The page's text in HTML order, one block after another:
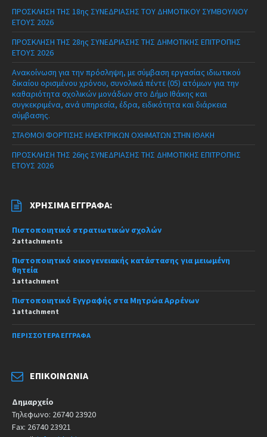
ΠΡΟΣΚΛΗΣΗ ΤΗΣ 18ης ΣΥΝΕΔΡΙΑΣΗΣ ΤΟΥ ΔΗΜΟΤΙΚΟΥ ΣΥΜΒΟΥΛΙΟΥ
ΕΤΟΥΣ 2026
ΠΡΟΣΚΛΗΣΗ ΤΗΣ 28ης ΣΥΝΕΔΡΙΑΣΗΣ ΤΗΣ ΔΗΜΟΤΙΚΗΣ ΕΠΙΤΡΟΠΗΣ
ΕΤΟΥΣ 2026
Ανακοίνωση για την πρόσληψη, με σύμβαση εργασίας ιδιωτικού
δικαίου ορισμένου χρόνου, συνολικά πέντε (05) ατόμων για την
καθαριότητα σχολικών μονάδων στο Δήμο Ιθάκης και
συγκεκριμένα, ανά υπηρεσία, έδρα, ειδικότητα και διάρκεια
σύμβασης.
ΣΤΑΘΜΟΙ ΦΟΡΤΙΣΗΣ ΗΛΕΚΤΡΙΚΩΝ ΟΧΗΜΑΤΩΝ ΣΤΗΝ ΙΘΑΚΗ
ΠΡΟΣΚΛΗΣΗ ΤΗΣ 26ης ΣΥΝΕΔΡΙΑΣΗΣ ΤΗΣ ΔΗΜΟΤΙΚΗΣ ΕΠΙΤΡΟΠΗΣ
ΕΤΟΥΣ 2026
ΧΡΉΣΙΜΑ ΈΓΓΡΑΦΑ:
Πιστοποιητικό στρατιωτικών σχολών
2 attachments
Πιστοποιητικό οικογενειακής κατάστασης για μειωμένη
θητεία
1 attachment
Πιστοποιητικό Εγγραφής στα Μητρώα Αρρένων
1 attachment
ΠΕΡΙΣΣΌΤΕΡΑ ΈΓΓΡΑΦΑ
ΕΠΙΚΟΙΝΩΝΊΑ
Δημαρχείο
Τηλεφωνο: 26740 23920
Fax: 26740 23921